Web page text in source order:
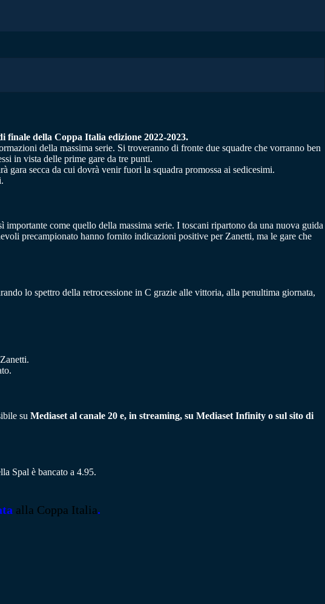
finale della Coppa Italia edizione 2022-2023.
della massima serie. Si troveranno di fronte due squadre che vorranno ben
in vista delle prime gare da tre punti.
secca da cui dovrà venir fuori la squadra promossa ai sedicesimi.
importante come quello della massima serie. I toscani ripartono da una nuova guida
precampionato hanno fornito indicazioni positive per Zanetti, ma le gare che
lo spettro della retrocessione in C grazie alle vittoria, alla penultima giornata,
su Mediaset al canale 20 e, in streaming, su Mediaset Infinity o sul sito di
Spal è bancato a 4.95.
alla Coppa Italia.